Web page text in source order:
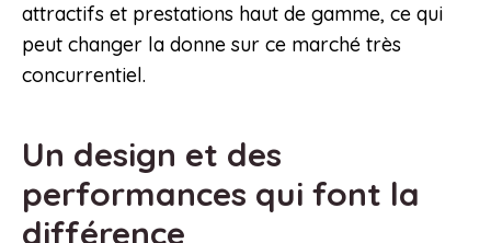
attractifs et prestations haut de gamme, ce qui
peut changer la donne sur ce marché très
concurrentiel.
Un design et des
performances qui font la
différence